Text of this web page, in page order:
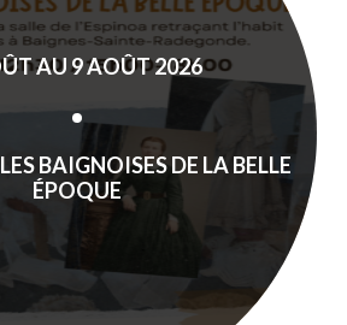
AU9AOÛT2026
BAIGNOISES DE LA BELLE
ÉPOQUE